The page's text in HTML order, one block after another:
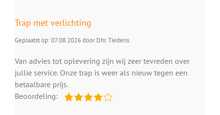
Trap met verlichting
Geplaatst op: 07.08.2026 door Dhr. Tiedens
Van advies tot oplevering zijn wij zeer tevreden over
jullie service. Onze trap is weer als nieuw tegen een
betaalbare prijs.
Beoordeling: